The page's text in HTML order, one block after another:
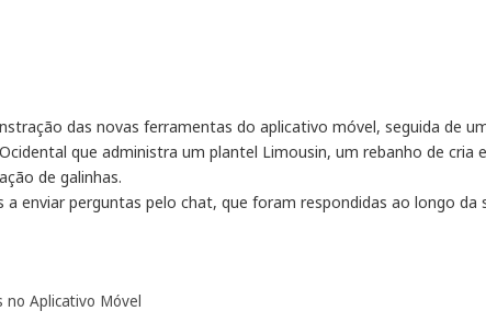
das novas ferramentas do aplicativo móvel, seguida de
que administra um plantel Limousin, um rebanho de cria
de galinhas.
enviar perguntas pelo chat, que foram respondidas ao longo da
no Aplicativo Móvel